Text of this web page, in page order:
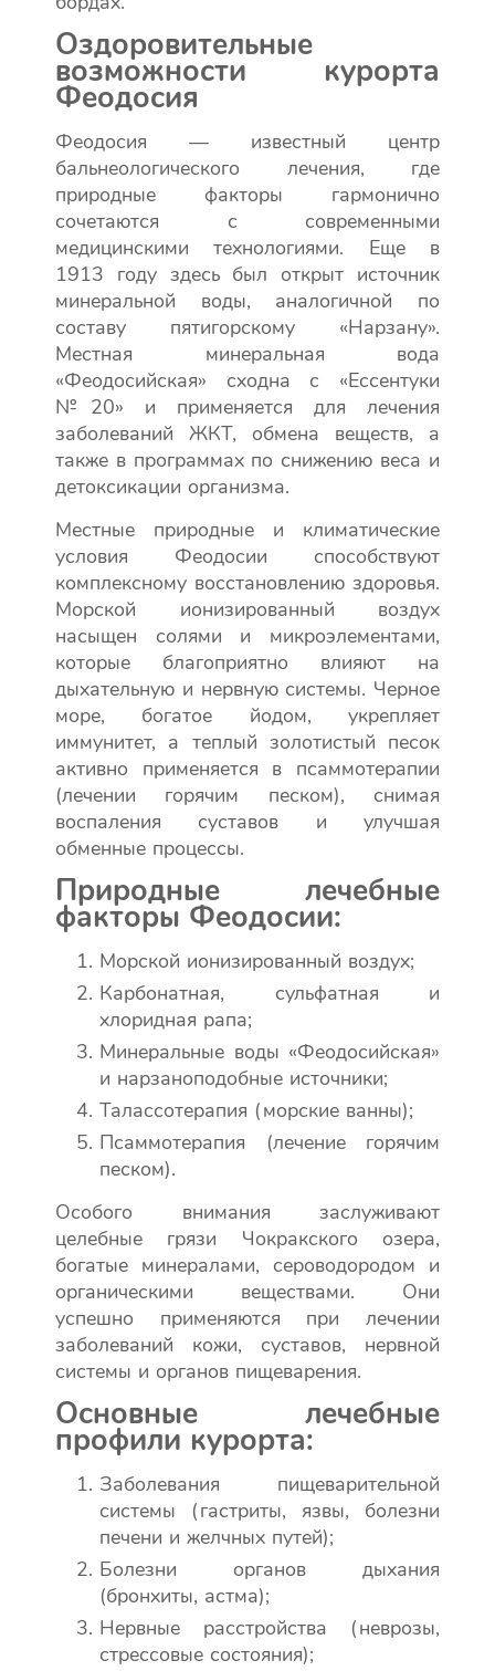
Оздоровительные
возможности курорта
Феодосия
Феодосия — известный центр
бальнеологического лечения, где
природные факторы гармонично
сочетаются с современными
медицинскими технологиями. Еще в
1913 году здесь был открыт источник
минеральной воды, аналогичной по
составу пятигорскому «Нарзану».
Местная минеральная вода
«Феодосийская» сходна с «Ессентуки
№20» и применяется для лечения
заболеваний ЖКТ, обмена веществ, а
также в программах по снижению веса и
детоксикации организма.
Местные природные и климатические
условия Феодосии способствуют
комплексному восстановлению здоровья.
Морской ионизированный воздух
насыщен солями и микроэлементами,
которые благоприятно влияют на
дыхательную и нервную системы. Черное
море, богатое йодом, укрепляет
иммунитет, а теплый золотистый песок
активно применяется в псаммотерапии
(лечении горячим песком), снимая
воспаления суставов и улучшая
обменные процессы.
Природные лечебные
факторы Феодосии:
Морской ионизированный воздух;
Карбонатная, сульфатная и
хлоридная рапа;
Минеральные воды «Феодосийская»
и нарзаноподобные источники;
Талассотерапия (морские ванны);
Псаммотерапия (лечение горячим
песком).
Особого внимания заслуживают
целебные грязи Чокракского озера,
богатые минералами, сероводородом и
органическими веществами. Они
успешно применяются при лечении
заболеваний кожи, суставов, нервной
системы и органов пищеварения.
Основные лечебные
профили курорта:
Заболевания пищеварительной
системы (гастриты, язвы, болезни
печени и желчных путей);
Болезни органов дыхания
(бронхиты, астма);
Нервные расстройства (неврозы,
стрессовые состояния);